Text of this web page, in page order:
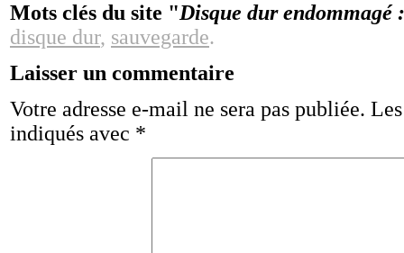
Mots clés du site "Disque dur endommagé
disque dur, sauvegarde.
Laisser un commentaire
Votre adresse e-mail ne sera pas publiée.
indiqués avec *